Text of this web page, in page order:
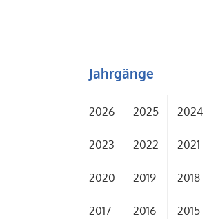
Jahrgänge
2026 2025 2024
2023 2022 2021
2020 2019 2018
2017 2016 2015